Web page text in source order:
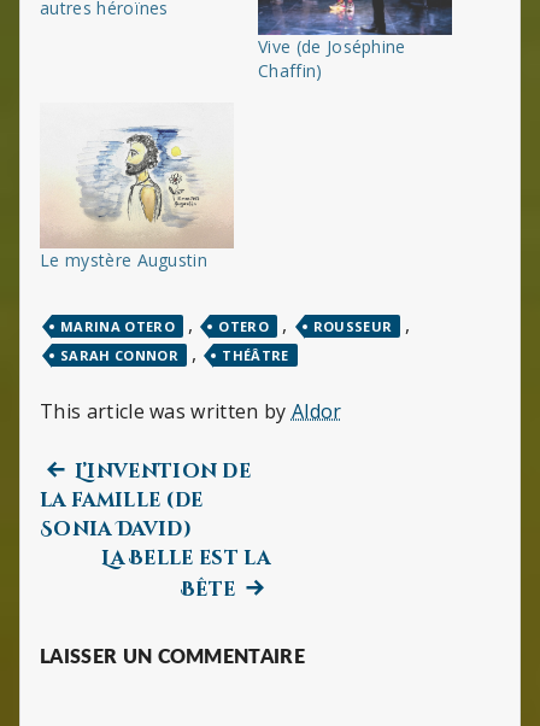
autres héroïnes
Vive (de Joséphine
Chaffin)
Le mystère Augustin
MARINA OTERO , OTERO , ROUSSEUR ,
SARAH CONNOR , THÉÂTRE
This article was written by Aldor
Navigation
de
l’article
Previous
post:
L’invention de
la famille (de
Sonia David)
La Belle est la
BêteNext
LAISSER UN COMMENTAIRE